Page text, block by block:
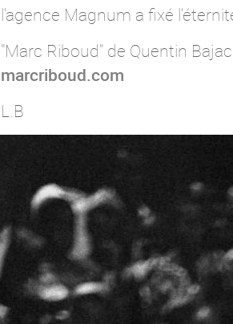
l'agence Magnum a fixé
"Marc Riboud" de Quentin
marcriboud.com
L.B